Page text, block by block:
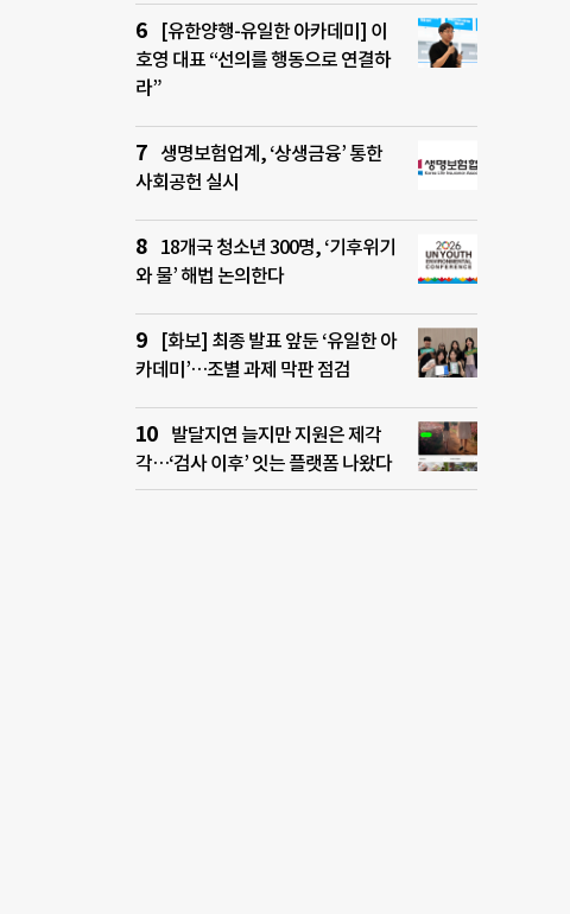
[유한양행-유일한 아카데미] 이
호영 대표 “선의를 행동으로 연결하
라”
생명보험업계, ‘상생금융’ 통한
사회공헌 실시
18개국 청소년 300명, ‘기후위기
와 물’ 해법 논의한다
[화보] 최종 발표 앞둔 ‘유일한 아
카데미’…조별 과제 막판 점검
발달지연 늘지만 지원은 제각
각…‘검사 이후’ 잇는 플랫폼 나왔다